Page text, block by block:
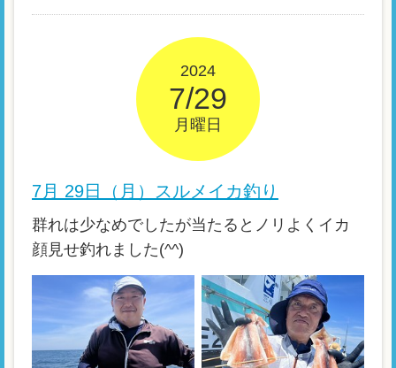
2024
7/29
月曜日
7月 29日（月）スルメイカ釣り
群れは少なめでしたが当たるとノリよくイカ
顔見せ釣れました(^^)